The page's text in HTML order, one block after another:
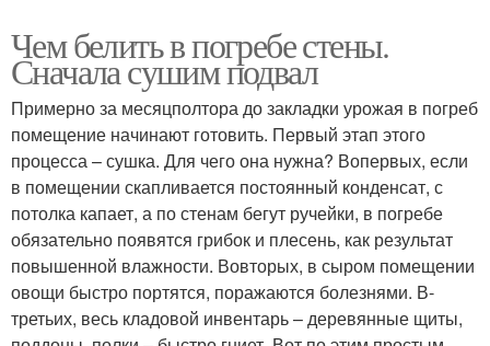
Чем белить в погребе стены.
Сначала сушим подвал
Примерно за месяц­полтора до закладки урожая в погреб
помещение начинают готовить. Первый этап этого
процесса – сушка. Для чего она нужна? Во­первых, если
в помещении скапливается постоянный конденсат, с
потолка капает, а по стенам бегут ручейки, в погребе
обязательно появятся грибок и плесень, как результат
повышенной влажности. Во­вторых, в сыром помещении
овощи быстро портятся, поражаются болезнями. В­
третьих, весь кладовой инвентарь – деревянные щиты,